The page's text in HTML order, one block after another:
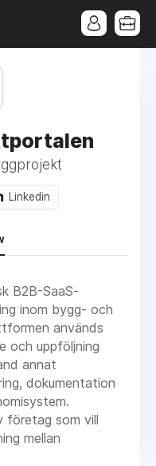
Linkedin
B2B-SaaS-
inom bygg- och
används
och uppföljning
annat
dokumentation
företag som vill
mellan